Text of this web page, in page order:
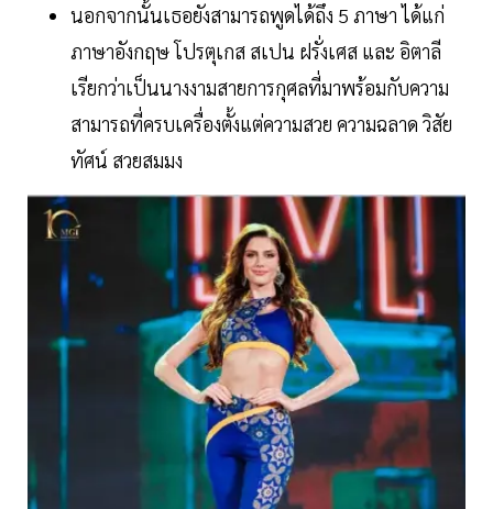
นอกจากนั้นเธอยังสามารถพูดได้ถึง 5 ภาษา ได้แก่
ภาษาอังกฤษ โปรตุเกส สเปน ฝรั่งเศส และ อิตาลี
เรียกว่าเป็นนางงามสายการกุศลที่มาพร้อมกับความ
สามารถที่ครบเครื่องตั้งแต่ความสวย ความฉลาด วิสัย
ทัศน์ สวยสมมง